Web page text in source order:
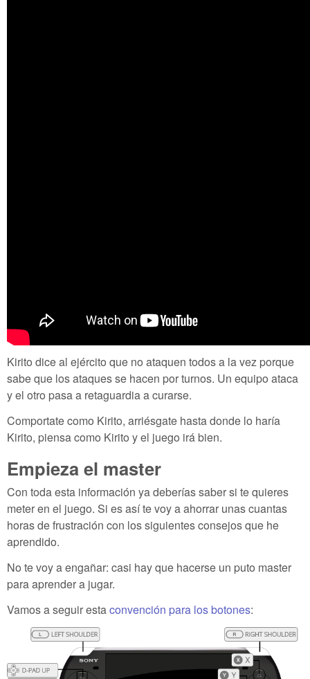
Kirito dice al ejército que no ataquen todos a la vez porque
sabe que los ataques se hacen por turnos. Un equipo ataca
y el otro pasa a retaguardia a curarse.
Comportate como Kirito, arriésgate hasta donde lo haría
Kirito, piensa como Kirito y el juego irá bien.
Empieza el master
Con toda esta información ya deberías saber si te quieres
meter en el juego. Si es así te voy a ahorrar unas cuantas
horas de frustración con los siguientes consejos que he
aprendido.
No te voy a engañar: casi hay que hacerse un puto master
para aprender a jugar.
Vamos a seguir estaconvención para los botones: